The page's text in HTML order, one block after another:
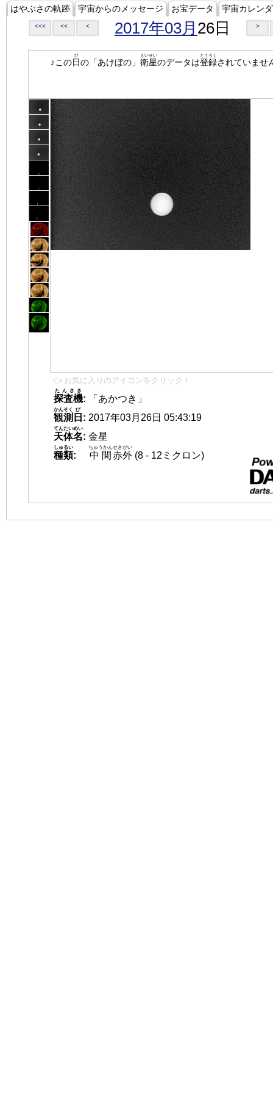
はやぶさの軌跡 宇宙からのメッセージ お宝データ 宇宙カレン
<<< << < 2017年03月 26日 >
♪この日
ひ
の「あけぼの」 衛星
えいせい
のデータは登録
とうろく
されていませ
👈 お気に入りのアイコンをクリック！
探査機
たんさき
:
「あかつき」
観測
かんそく
日
び
: 2017年03月26日 05:43:19
天体名
てんたいめい
: 金星
種類
しゅるい
: 中間
ちゅうかん
赤外
せきがい
(8 - 12ミクロン)